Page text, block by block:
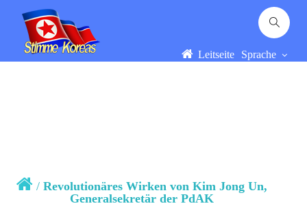
Leitseite Sprache
/Revolutionäres Wirken von Kim Jong Un,
Generalsekretär der PdAK